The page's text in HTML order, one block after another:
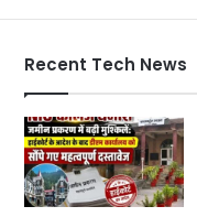
Recent Tech News